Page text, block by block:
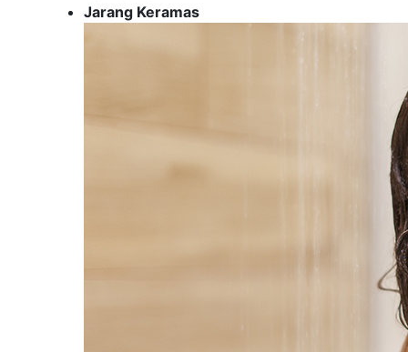
Jarang Keramas